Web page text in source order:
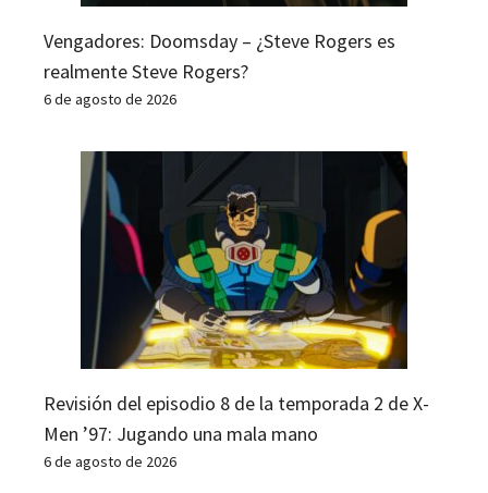
Vengadores: Doomsday – ¿Steve Rogers es
realmente Steve Rogers?
6 de agosto de 2026
Revisión del episodio 8 de la temporada 2 de X-
Men ’97: Jugando una mala mano
6 de agosto de 2026